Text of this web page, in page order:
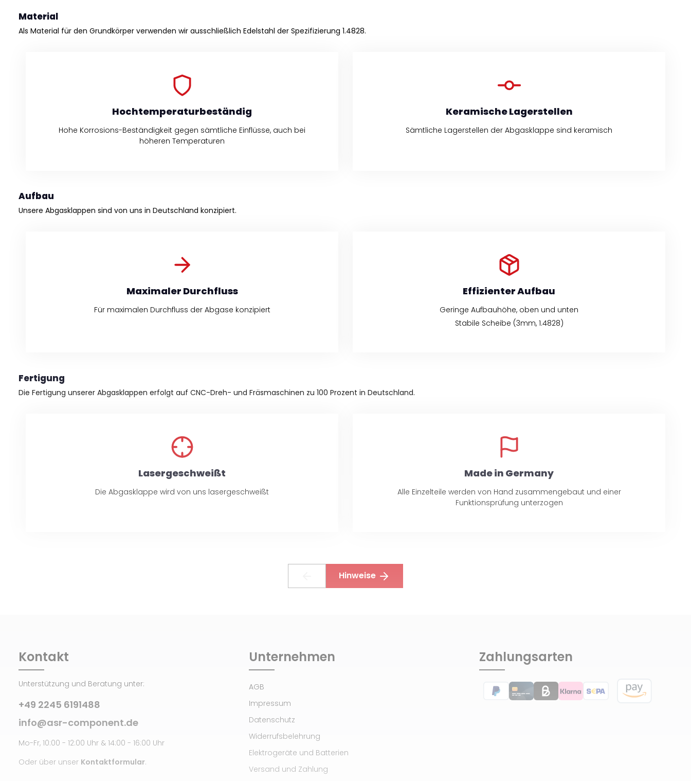
Material
Als Material für den Grundkörper verwenden wir ausschließlich Edelstahl der Spezifizierung 1.4828.
Hochtemperaturbeständig
Hohe Korrosions-Beständigkeit gegen sämtliche Einflüsse, auch bei
höheren Temperaturen
Keramische Lagerstellen
Sämtliche Lagerstellen der Abgasklappe sind keramisch
Aufbau
Unsere Abgasklappen sind von uns in Deutschland konzipiert.
Maximaler Durchfluss
Für maximalen Durchfluss der Abgase konzipiert
Effizienter Aufbau
Geringe Aufbauhöhe, oben und unten
Stabile Scheibe (3mm, 1.4828)
Fertigung
Die Fertigung unserer Abgasklappen erfolgt auf CNC-Dreh- und Fräsmaschinen zu 100 Prozent in Deutschland.
Lasergeschweißt
Die Abgasklappe wird von uns lasergeschweißt
Made in Germany
Alle Einzelteile werden von Hand zusammengebaut und einer
Funktionsprüfung unterzogen
Hinweise
Kontakt
Unterstützung und Beratung unter:
+49 2245 6191488
info@asr-component.de
Mo-Fr, 10:00 - 12:00 Uhr & 14:00 - 16:00 Uhr
Oder über unser Kontaktformular.
Unternehmen
AGB
Impressum
Datenschutz
Widerrufsbelehrung
Elektrogeräte und Batterien
Versand und Zahlung
Zahlungsarten